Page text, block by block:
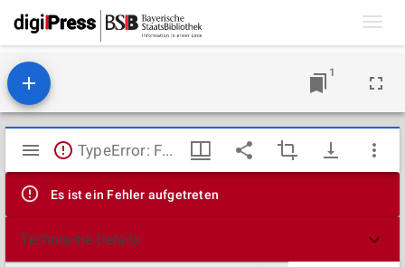
1
Mirador
Viewer
TypeError: Failed to fetch
Es ist ein Fehler aufgetreten
Technische Details